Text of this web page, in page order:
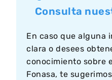
Consulta
En caso que alguna
clara o desees
conocimiento sobre
Fonasa, te